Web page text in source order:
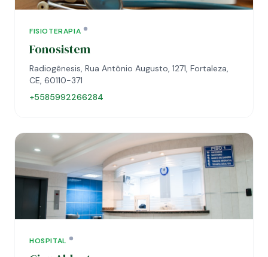
FISIOTERAPIA
Fonosistem
Radiogênesis, Rua Antônio Augusto, 1271, Fortaleza,
CE, 60110-371
+5585992266284
HOSPITAL